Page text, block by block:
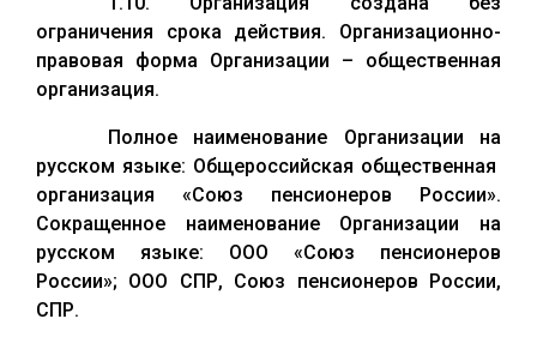
ограничения срока действия. Организационно-
правовая форма Организации – общественная
организация.
Полное наименование Организации на
русском языке: Общероссийская общественная
организация «Союз пенсионеров России».
Сокращенное наименование Организации на
русском языке: ООО «Союз пенсионеров
России»; ООО СПР, Союз пенсионеров России,
СПР.